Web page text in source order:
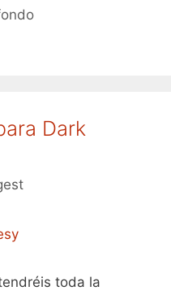
Dark
toda la